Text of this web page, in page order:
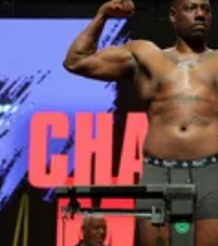
Społeczeństwo
Wojna na Ukrainie
Świat